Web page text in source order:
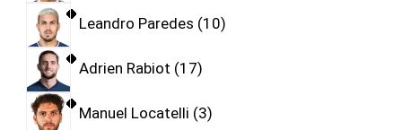
Leandro Paredes 10
Adrien Rabiot 17
Manuel Locatelli 3